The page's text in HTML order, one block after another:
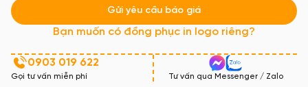
Gửi yêu cầu báo giá
Bạn muốn có đồng phục in logo riêng?
0903 019 622
Gọi tư vấn miễn phí Tư vấn qua Messenger / Zalo